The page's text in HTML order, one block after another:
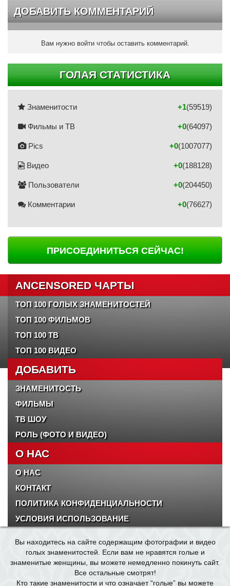
ДОБАВИТЬ КОММЕНТАРИЙ
Вам нужно войти чтобы оставить комментарий.
ГОЛАЯ СТАТИСТИКА
Знаменитости (59519)
+1
Фильмы и ТВ (64097)
+0
Pics (1007077)
+0
Видео (188128)
+0
Пользователи (204450)
+0
Комментарии (76627)
+0
ПРИСОЕДИНИТЬСЯ СЕЙЧАС!
ANCENSORED ЧАРТЫ
ТОП 100 ГОЛЫХ ЗНАМЕНИТОСТЕЙ
ТОП 100 ФИЛЬМОВ
ТОП 100 ТВ
ТОП 100 ВИДЕО
ДОБАВИТЬ
ЗНАМЕНИТОСТЬ
ФИЛЬМЫ
ТВ ШОУ
РОЛЬ (ФОТО И ВИДЕО)
О НАС
О НАС
КОНТАКТ
ПОЛИТИКА КОНФИДЕНЦИАЛЬНОСТИ
УСЛОВИЯ ИСПОЛЬЗОВАНИЕ
Вы находитесь на сайте содержащим фотографии и видео
голых знаменитостей. Если вам не нравятся голые и
знаменитые женщины, вы можете немедленно покинуть сайт.
Все остальные смотрят!
Кто такие знаменитости и что означает “голые” вы можете